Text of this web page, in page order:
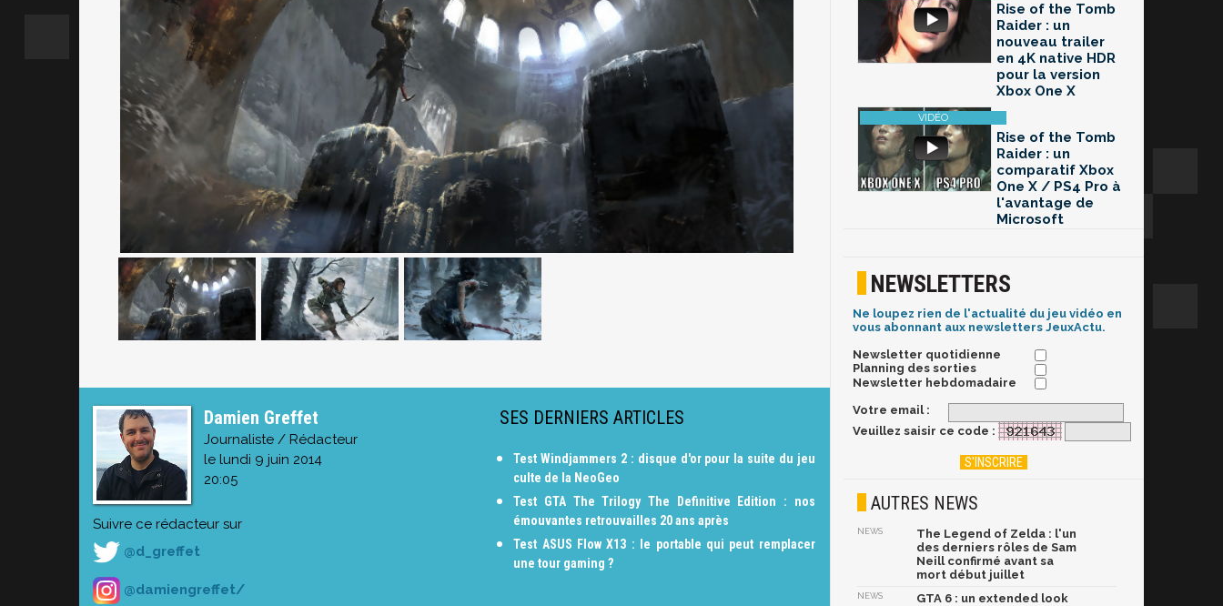
Damien Greffet
Journaliste / Rédacteur
le lundi 9 juin 2014
20:05
Suivre ce rédacteur sur
@d_greffet
@damiengreffet/
SES DERNIERS ARTICLES
Test Windjammers 2 : disque d'or pour la suite du jeu
culte de la NeoGeo
Test GTA The Trilogy The Definitive Edition : nos
émouvantes retrouvailles 20 ans après
Test ASUS Flow X13 : le portable qui peut remplacer
une tour gaming ?
Rise of the Tomb
Raider : un
nouveau trailer
en 4K native HDR
pour la version
Xbox One X
Rise of the Tomb
Raider : un
comparatif Xbox
One X / PS4 Pro à
l'avantage de
Microsoft
NEWSLETTERS
Ne loupez rien de l'actualité du jeu vidéo en
vous abonnant aux newsletters JeuxActu.
Newsletter quotidienne
Planning des sorties
Newsletter hebdomadaire
Votre email :
Veuillez saisir ce code :
AUTRES NEWS
NEWS
The Legend of Zelda : l'un
des derniers rôles de Sam
Neill confirmé avant sa
mort début juillet
NEWS
GTA 6 : un extended look